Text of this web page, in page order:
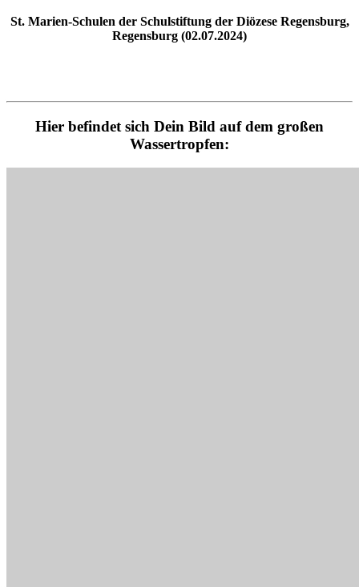
St. Marien-Schulen der Schulstiftung der Diözese Regensburg,
Regensburg (02.07.2024)
Hier befindet sich Dein Bild auf dem großen
Wassertropfen: